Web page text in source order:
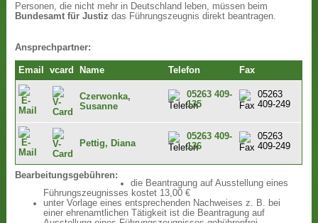
Personen, die nicht mehr in Deutschland leben, müssen beim
Bundesamt für Justiz das Führungszeugnis direkt beantragen.
Ansprechpartner:
Email vcard Name Telefon Fax
Czerwonka,
Susanne
05263 409-
135
05263
409-249
Pettig, Diana
05263 409-
136
05263
409-249
Bearbeitungsgebühren:
die Beantragung auf Ausstellung eines
Führungszeugnisses kostet 13,00 €
unter Vorlage eines entsprechenden Nachweises z. B. bei
einer ehrenamtlichen Tätigkeit ist die Beantragung auf